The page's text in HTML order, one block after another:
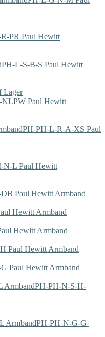
PR Paul Hewitt
PH-L-S-B-S Paul Hewitt
Lager
NLPW Paul Hewitt
PH-PH-L-R-A-XS Paul
N-L Paul Hewitt
Paul Hewitt Armband
Hewitt Armband
Hewitt Armband
Paul Hewitt Armband
Paul Hewitt Armband
PH-PH-N-S-H-
PH-PH-N-G-G-